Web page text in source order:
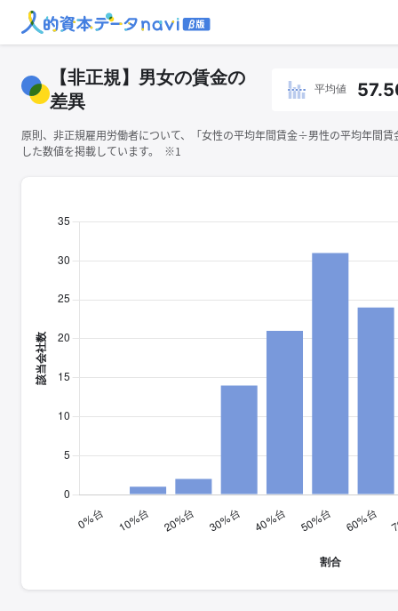
【非正規】男女の賃金の
差異
平均値
原則、非正規雇用労働者について、「女性の平均年間賃金÷男性の平均年間
した数値を掲載しています。 ※1